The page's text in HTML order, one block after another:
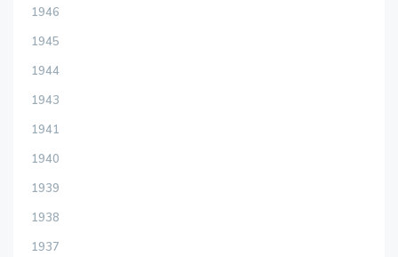
1946
1945
1944
1943
1941
1940
1939
1938
1937